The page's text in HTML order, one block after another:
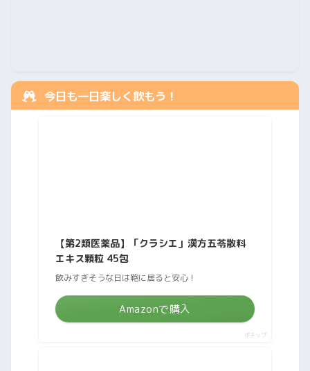
今日も一日楽しく飲もう！
【第2類医薬品】「クラシエ」漢方五苓散料
エキス顆粒 45包
飲みすぎそうな日は鞄に居ると安心！
Amazonで購入
ポチップ